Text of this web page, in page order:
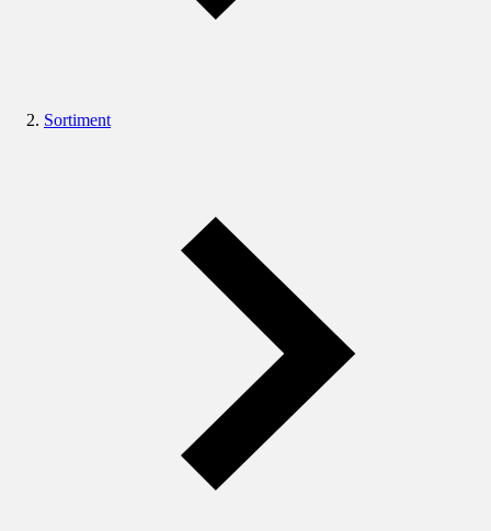
Sortiment